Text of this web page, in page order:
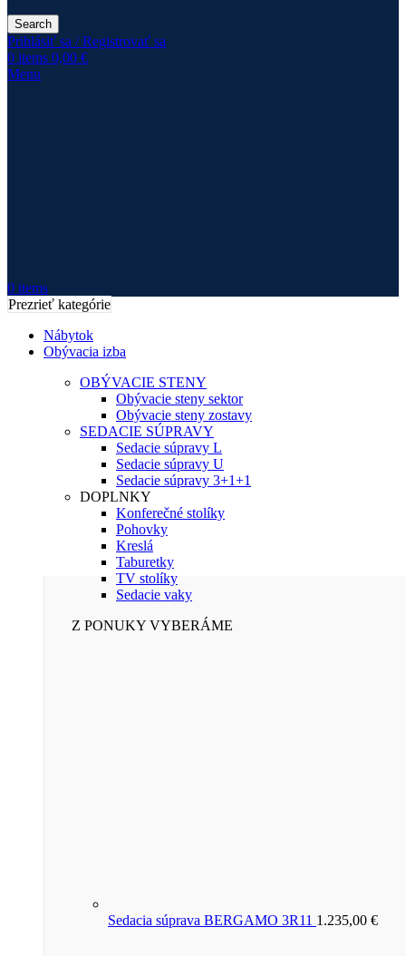
Search
Prihlásiť sa / Registrovať sa
0 items 0,00 €
Menu
0 items
Prezrieť kategórie
Nábytok
Obývacia izba
OBÝVACIE STENY
Obývacie steny sektor
Obývacie steny zostavy
SEDACIE SÚPRAVY
Sedacie súpravy L
Sedacie súpravy U
Sedacie súpravy 3+1+1
DOPLNKY
Konferečné stolíky
Pohovky
Kreslá
Taburetky
TV stolíky
Sedacie vaky
Z PONUKY VYBERÁME
Sedacia súprava BERGAMO 3R11 1.235,00 €